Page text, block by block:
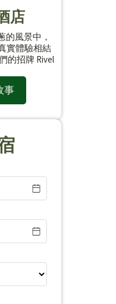
店
的風景中，
實體驗相結
的招牌 Rivel
事